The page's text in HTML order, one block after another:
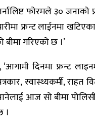
फोरमले ३०
फ्रन्ट लाईनमा
गरिएको छ ।’
दिनमा फ्रन्ट
स्वास्थ्यकर्मी,
आज सो बीमा
।